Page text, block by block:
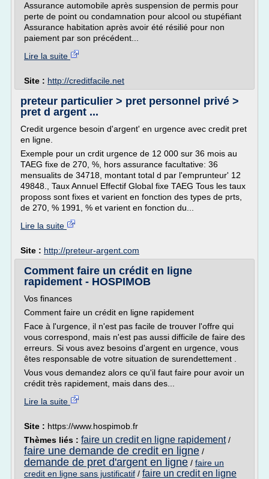
Assurance automobile après suspension de permis pour
perte de point ou condamnation pour alcool ou stupéfiant
Assurance habitation après avoir été résilié pour non
paiement par son précédent...
Lire la suite
Site : http://creditfacile.net
preteur particulier > pret personnel privé >
pret d argent ...
Credit urgence besoin d'argent' en urgence avec credit pret
en ligne.
Exemple pour un crdit urgence de 12 000 sur 36 mois au
TAEG fixe de 270, %, hors assurance facultative: 36
mensualits de 34718, montant total d par l'emprunteur' 12
49848., Taux Annuel Effectif Global fixe TAEG Tous les taux
proposs sont fixes et varient en fonction des types de prts,
de 270, % 1991, % et varient en fonction du...
Lire la suite
Site : http://preteur-argent.com
Comment faire un crédit en ligne
rapidement - HOSPIMOB
Vos finances
Comment faire un crédit en ligne rapidement
Face à l'urgence, il n'est pas facile de trouver l'offre qui
vous correspond, mais n'est pas aussi difficile de faire des
erreurs. Si vous avez besoins d'argent en urgence, vous
êtes responsable de votre situation de surendettement .
Vous vous demandez alors ce qu'il faut faire pour avoir un
crédit très rapidement, mais dans des...
Lire la suite
Site : https://www.hospimob.fr
Thèmes liés : faire un credit en ligne rapidement/
faire une demande de credit en ligne /
demande de pret d'argent en ligne / faire un
credit en ligne sans justificatif / faire un credit en ligne